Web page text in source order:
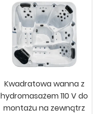
Kwadratowa wanna z
hydromasażem 110 V do
montażu na zewnątrz